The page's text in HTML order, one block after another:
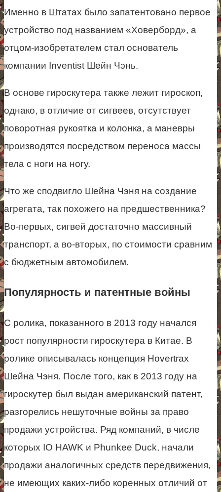
Именно в Штатах было запатентовано первое
устройство под названием «Ховерборд», а
отцом-изобретателем стал основатель
компании Inventist Шейн Чэнь.
В основе гироскутера также лежит гироскоп,
однако, в отличие от сигвеев, отсутствует
поворотная рукоятка и колонка, а маневры
производятся посредством переноса массы
тела с ноги на ногу.
Что же сподвигло Шейна Чэня на создание
агрегата, так похожего на предшественника?
Во-первых, сигвей достаточно массивный
транспорт, а во-вторых, по стоимости сравним
с бюджетным автомобилем.
Популярность и патентные войны
С ролика, показанного в 2013 году начался
рост популярности гироскутера в Китае. В
ролике описывалась концепция Hovertrax
Шейна Чэня. После того, как в 2013 году на
гироскутер был выдан американский патент,
разгорелись нешуточные войны за право
продажи устройства. Ряд компаний, в числе
которых IO HAWK и Phunkee Duck, начали
продажи аналогичных средств передвижения,
не имеющих каких-либо коренных отличий от